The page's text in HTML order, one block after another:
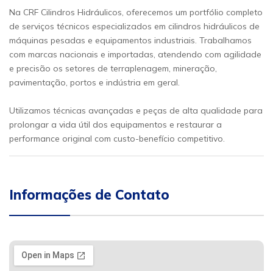
Na CRF Cilindros Hidráulicos, oferecemos um portfólio completo
de serviços técnicos especializados em cilindros hidráulicos de
máquinas pesadas e equipamentos industriais. Trabalhamos
com marcas nacionais e importadas, atendendo com agilidade
e precisão os setores de terraplenagem, mineração,
pavimentação, portos e indústria em geral.
Utilizamos técnicas avançadas e peças de alta qualidade para
prolongar a vida útil dos equipamentos e restaurar a
performance original com custo-benefício competitivo.
Informações de Contato